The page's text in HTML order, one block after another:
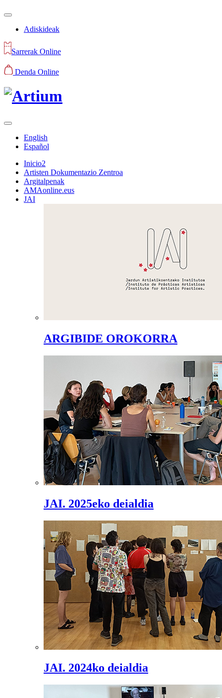
Adiskideak
Sarrerak Online
Denda Online
English
Español
Inicio2
Artisten Dokumentazio Zentroa
Argitalpenak
AMAonline.eus
JAI
ARGIBIDE OROKORRA
JAI. 2025eko deialdia
JAI. 2024ko deialdia